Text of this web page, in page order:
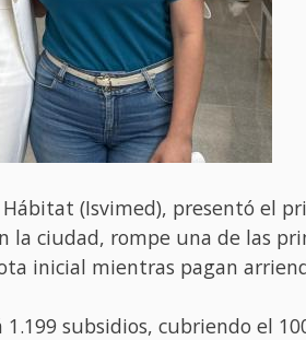
(Isvimed), presentó el
ciudad, rompe una de las
inicial mientras pagan
subsidios, cubriendo el